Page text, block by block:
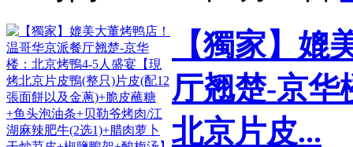
【獨家】媲
厅翘楚-京华
北京片皮...